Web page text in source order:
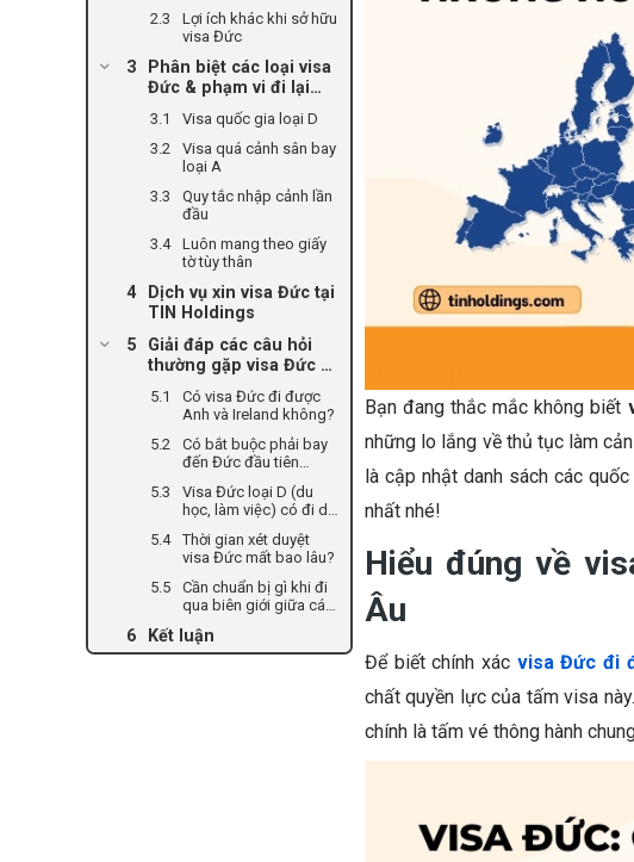
visa Đức
Lợi ích khác khi sở hữu
visa Đức
Phân biệt các loại visa
Đức & phạm vi đi lại
Visa quốc gia loại D
Visa quá cảnh sân bay
loại A
Quy tắc nhập cảnh lần
đầu
Luôn mang theo giấy
tờ tùy thân
Dịch vụ xin visa Đức tại
TIN Holdings
Giải đáp các câu hỏi
thường gặp visa Đức đi
Có visa Đức đi được
Anh và Ireland không?
Có bắt buộc phải bay
đến Đức đầu tiên
Visa Đức loại D (du
học, làm việc) có đi du
Thời gian xét duyệt
visa Đức mất bao lâu?
Cần chuẩn bị gì khi đi
qua biên giới giữa các
Kết luận
Bạn đang thắc mắc không biết
những lo lắng về thủ tục làm
là cập nhật danh sách các
nhất nhé!
Hiểu đúng về
Âu
Để biết chính xác visa Đức đi
chất quyền lực của tấm visa
chính là tấm vé thông hành